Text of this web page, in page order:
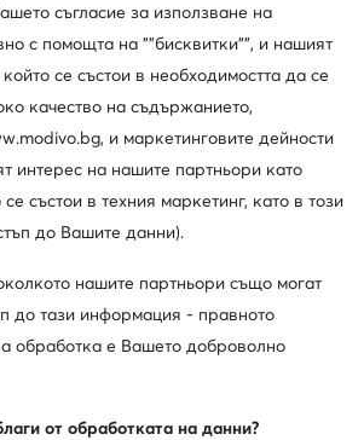
Филтрирай
съгласие за използване на
с помощта на ""бисквитки"", и нашият
се състои в необходимостта да се
качество на съдържанието,
и маркетинговите дейности
интерес на нашите партньори като
състои в техния маркетинг, като в този
до Вашите данни).
нашите партньори също могат
до тази информация - правното
обработка е Вашето доброволно
от обработката на данни?